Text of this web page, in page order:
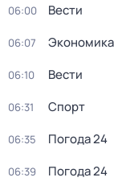
06:00 Вести
06:07 Экономика
06:10 Вести
06:31 Спорт
06:35 Погода 24
06:39 Погода 24